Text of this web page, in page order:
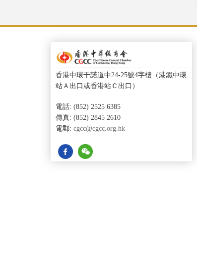
香港中環干諾道中24-25號4字樓（港鐵中環
站Ａ出口或香港站Ｃ出口）
電話: (852) 2525 6385
傳真: (852) 2845 2610
電郵: cgcc@cgcc.org.hk